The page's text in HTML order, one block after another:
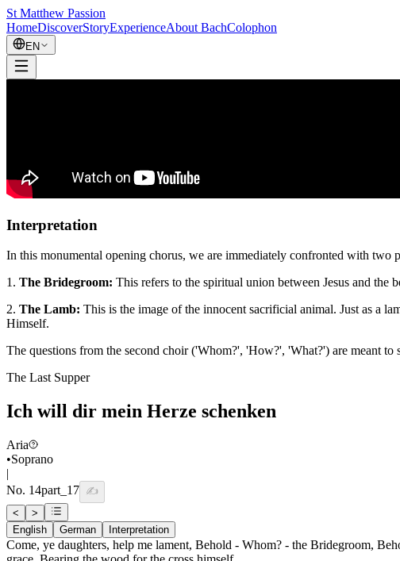
St Matthew Passion
HomeDiscoverStoryExperienceAbout BachColophon
EN
Interpretation
In this monumental opening chorus, we are immediately confronted with two
1. The Bridegroom: This refers to the spiritual union between Jesus and
2. The Lamb: This is the image of the innocent sacrificial animal. Just as a
Himself.
The questions from the second choir ('Whom?', 'How?', 'What?') are meant to
The Last Supper
Ich will dir mein Herze schenken
Aria
•Soprano
|
No. 14part_17 ✍️
<
>
English
German Interpretation
Come, ye daughters, help me lament, Behold - Whom? - the Bridegroom,